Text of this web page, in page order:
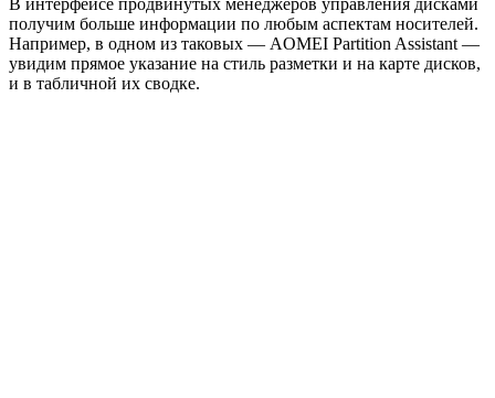
получим больше информации по любым аспектам носителей.
Например, в одном из таковых — AOMEI Partition Assistant —
увидим прямое указание на стиль разметки и на карте дисков,
и в табличной их сводке.